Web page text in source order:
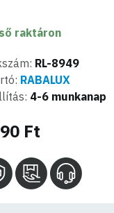
raktáron
RL-8949
RABALUX
4-6 munkanap
Ft